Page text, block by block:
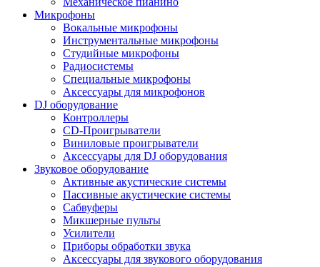
Микрофоны
Вокальные микрофоны
Инструментальные микрофоны
Студийные микрофоны
Радиосистемы
Специальные микрофоны
Аксессуары для микрофонов
DJ оборудование
Контроллеры
CD-Проигрыватели
Виниловые проигрыватели
Аксессуары для DJ оборудования
Звуковое оборудование
Активные акустические системы
Пассивные акустические системы
Сабвуферы
Микшерные пульты
Усилители
Приборы обработки звука
Аксессуары для звукового оборудования